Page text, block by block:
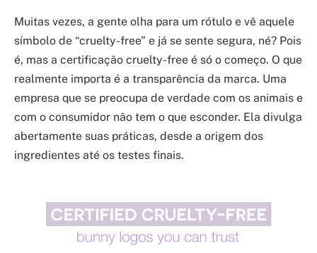
Muitas vezes, a gente olha para um rótulo e vê aquele
símbolo de “cruelty-free” e já se sente segura, né? Pois
é, mas a certificação cruelty-free é só o começo. O que
realmente importa é a transparência da marca. Uma
empresa que se preocupa de verdade com os animais e
com o consumidor não tem o que esconder. Ela divulga
abertamente suas práticas, desde a origem dos
ingredientes até os testes finais.